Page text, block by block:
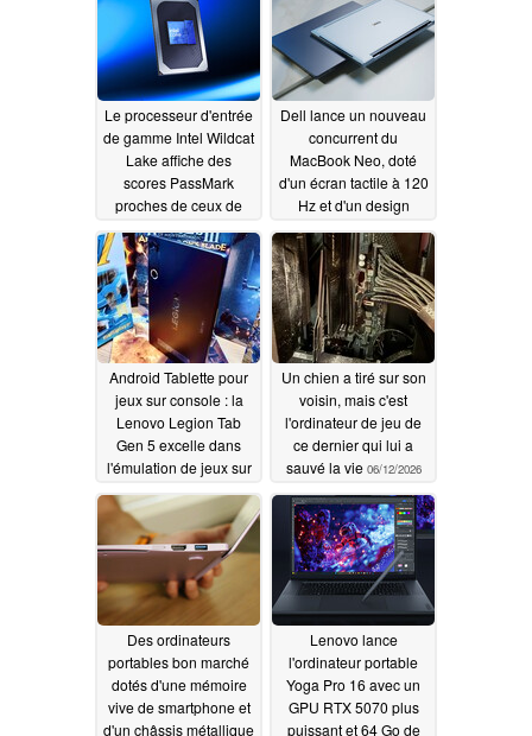
Le processeur d'entrée
de gamme Intel Wildcat
Lake affiche des
scores PassMark
proches de ceux de
Neo
06/22/2026
Dell lance un nouveau
concurrent du
MacBook Neo, doté
d'un écran tactile à 120
Hz et d'un design
06/18/2026
Android Tablette pour
jeux sur console : la
Lenovo Legion Tab
Gen 5 excelle dans
l'émulation de jeux sur
06/15/2026
Un chien a tiré sur son
voisin, mais c'est
l'ordinateur de jeu de
ce dernier qui lui a
sauvé la vie 06/12/2026
Des ordinateurs
portables bon marché
dotés d'une mémoire
vive de smartphone et
d'un châssis métallique
Lenovo lance
l'ordinateur portable
Yoga Pro 16 avec un
GPU RTX 5070 plus
puissant et 64 Go de